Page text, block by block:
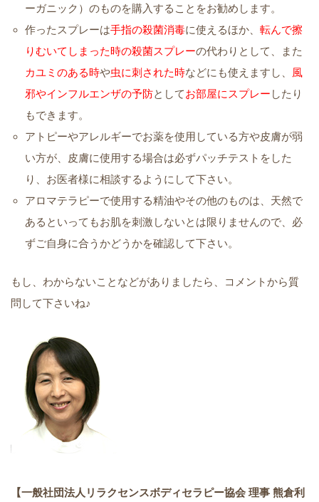
ーガニック）のものを購入することをお勧めします。
作ったスプレーは手指の殺菌消毒に使えるほか、 転んで擦
りむいてしまった時の殺菌スプレーの代わりとして、また
カユミのある時や虫に刺された時などにも使えますし、 風
邪やインフルエンザの予防としてお部屋にスプレー したり
もできます。
アトピーやアレルギーでお薬を使用している方や皮膚が弱
い方が、皮膚に使用する場合は必ずパッチテストをした
り、お医者様に相談するようにして下さい。
アロマテラピーで使用する精油やその他のものは、天然で
あるといってもお肌を刺激しないとは限りませんので、必
ずご自身に合うかどうかを確認して下さい。
もし、わからないことなどがありましたら、コメントから質
問して下さいね♪
【一般社団法人リラクセンスボディセラピー協会 理事 熊倉利